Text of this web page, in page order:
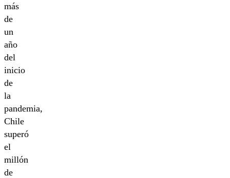
más
de
un
año
del
inicio
de
la
pandemia,
Chile
superó
el
millón
de